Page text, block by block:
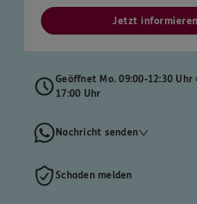
Jetzt informieren
Geöffnet Mo. 09:00-12:30 Uhr
17:00 Uhr
Nachricht senden
Schaden melden